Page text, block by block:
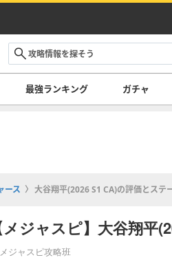
最強ランキング ガチャ
ース 大谷翔平(2026 S1 CA)の評価とステ
メジャスピ】大谷翔平
メジャスピ攻略班